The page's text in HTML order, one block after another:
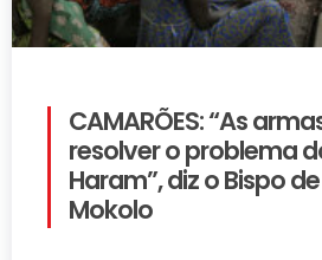
CAMARÕES: “As
resolver o problema
Haram”, diz o Bispo
Mokolo